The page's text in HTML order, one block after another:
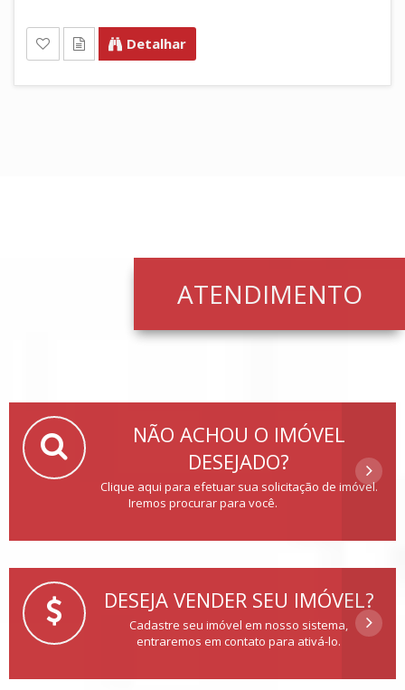
Detalhar
ATENDIMENTO
NÃO ACHOU O IMÓVEL
DESEJADO?
Clique aqui para efetuar sua solicitação de imóvel.
Iremos procurar para você.
DESEJA VENDER SEU IMÓVEL?
Cadastre seu imóvel em nosso sistema,
entraremos em contato para ativá-lo.